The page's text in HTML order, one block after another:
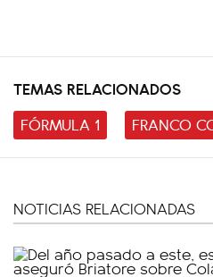
TEMAS RELACIONADOS
FÓRMULA 1
FRANCO
NOTICIAS RELACIONADAS